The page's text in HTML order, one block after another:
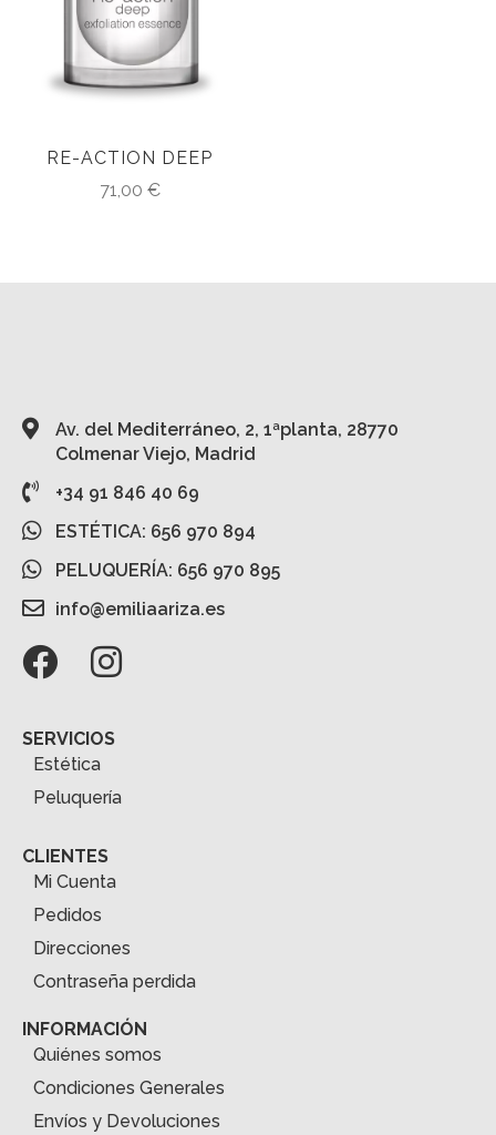
RE-ACTION DEEP
71,00 €
Av. del Mediterráneo, 2, 1ªplanta, 28770
Colmenar Viejo, Madrid
+34 91 846 40 69
ESTÉTICA: 656 970 894
PELUQUERÍA: 656 970 895
info@emiliaariza.es
SERVICIOS
Estética
Peluquería
CLIENTES
Mi Cuenta
Pedidos
Direcciones
Contraseña perdida
INFORMACIÓN
Quiénes somos
Condiciones Generales
Envíos y Devoluciones